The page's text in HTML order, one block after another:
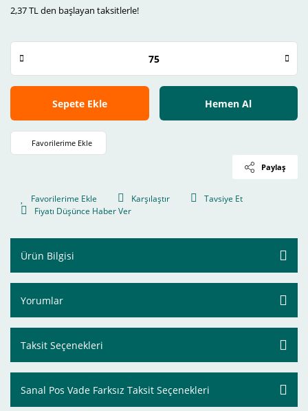
2,37 TL den başlayan taksitlerle!
Sepete Ekle Hemen Al
Paylaş
Karşılaştır
Tavsiye Et
Fiyatı Düşünce Haber Ver
Ürün Bilgisi
Yorumlar
Taksit Seçenekleri
Sanal Pos Vade Farksız Taksit Seçenekleri